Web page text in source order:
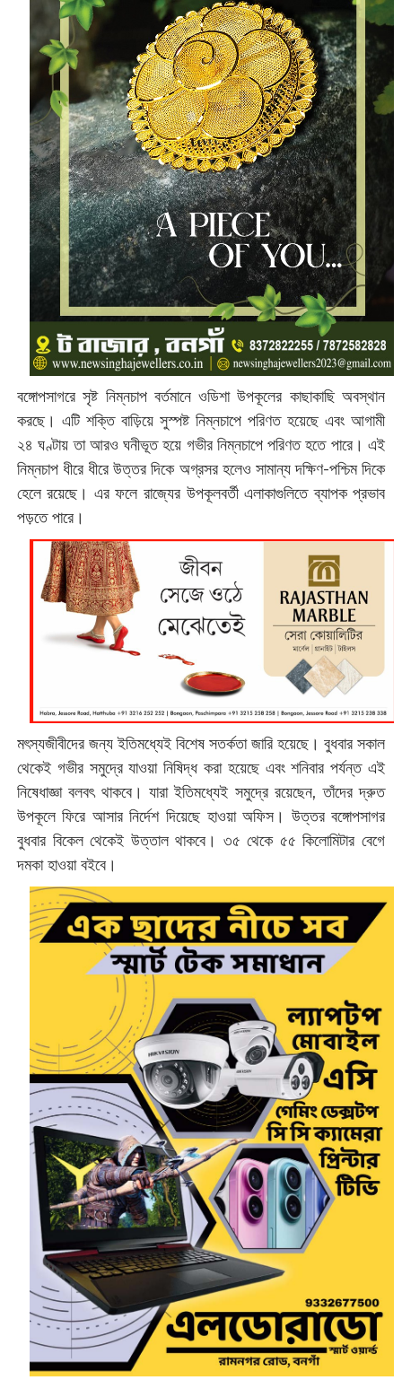
বঙ্গোপসাগরে সৃষ্ট নিম্নচাপ বর্তমানে ওডিশা উপকূলের কাছাকাছি অবস্থান
করছে। এটি শক্তি বাড়িয়ে সুস্পষ্ট নিম্নচাপে পরিণত হয়েছে এবং আগামী
২৪ ঘণ্টায় তা আরও ঘনীভূত হয়ে গভীর নিম্নচাপে পরিণত হতে পারে। এই
নিম্নচাপ ধীরে ধীরে উত্তর দিকে অগ্রসর হলেও সামান্য দক্ষিণ-পশ্চিম দিকে
হেলে রয়েছে। এর ফলে রাজ্যের উপকূলবর্তী এলাকাগুলিতে ব্যাপক প্রভাব
পড়তে পারে।
মৎস্যজীবীদের জন্য ইতিমধ্যেই বিশেষ সতর্কতা জারি হয়েছে। বুধবার সকাল
থেকেই গভীর সমুদ্রে যাওয়া নিষিদ্ধ করা হয়েছে এবং শনিবার পর্যন্ত এই
নিষেধাজ্ঞা বলবৎ থাকবে। যারা ইতিমধ্যেই সমুদ্রে রয়েছেন, তাঁদের দ্রুত
উপকূলে ফিরে আসার নির্দেশ দিয়েছে হাওয়া অফিস। উত্তর বঙ্গোপসাগর
বুধবার বিকেল থেকেই উত্তাল থাকবে। ৩৫ থেকে ৫৫ কিলোমিটার বেগে
দমকা হাওয়া বইবে।